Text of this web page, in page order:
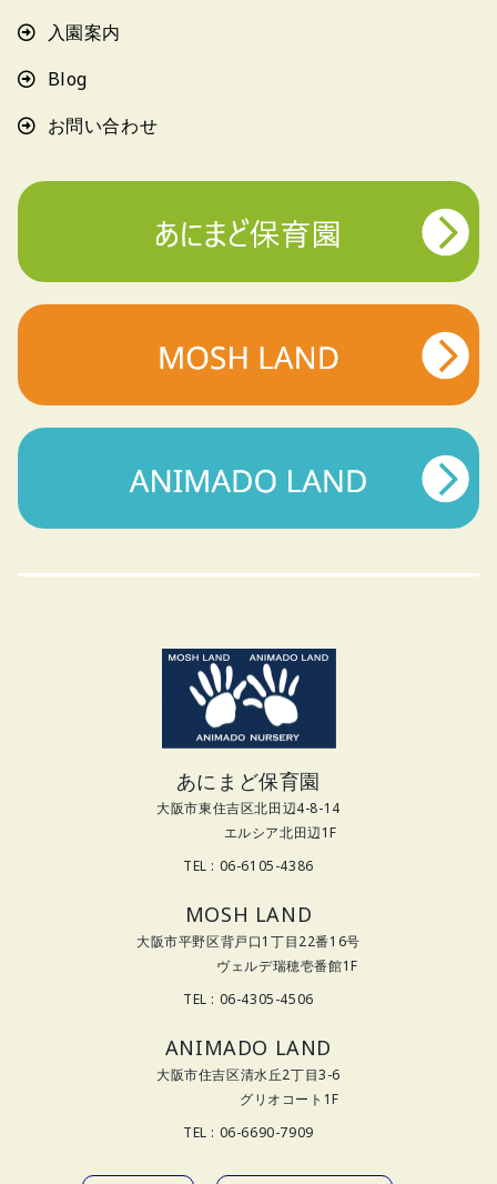
入園案内
Blog
お問い合わせ
あにまど保育園
大阪市東住吉区北田辺4-8-14
エルシア北田辺1F
TEL : 06-6105-4386
MOSH LAND
大阪市平野区背戸口1丁目22番16号
ヴェルデ瑞穂壱番館1F
TEL : 06-4305-4506
ANIMADO LAND
大阪市住吉区清水丘2丁目3-6
グリオコート1F
TEL : 06-6690-7909